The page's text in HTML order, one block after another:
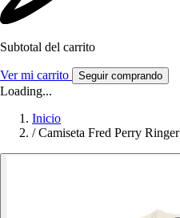
Subtotal del carrito
Ver mi carrito Seguir comprando
Loading...
Inicio
/ Camiseta Fred Perry Ringer